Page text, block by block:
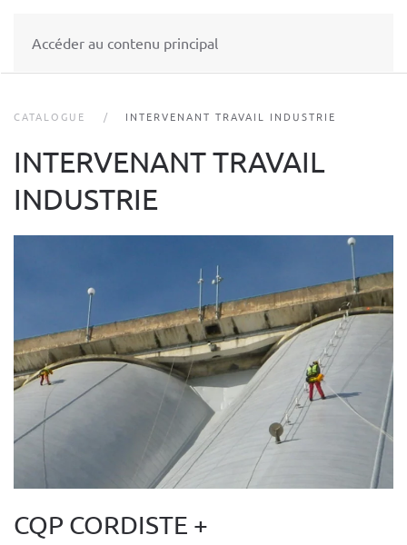
Accéder au contenu principal
CATALOGUE INTERVENANT TRAVAIL INDUSTRIE
INTERVENANT TRAVAIL
INDUSTRIE
CQP CORDISTE +